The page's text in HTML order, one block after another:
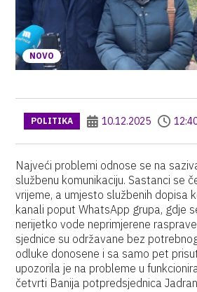
NOVO
POLITIKA 10.12.2025
Najveći problemi odnose se na
službenu komunikaciju. Sastanci se
vrijeme, a umjesto službenih dopisa
kanali poput WhatsApp grupa, gdje
nerijetko vode neprimjerene
sjednice su održavane bez
odluke donosene i sa samo pet
upozorila je na probleme u
četvrti Banija potpredsjednica